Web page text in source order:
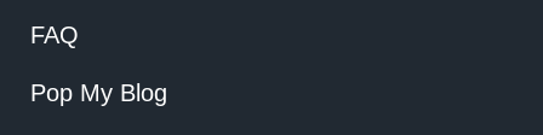
FAQ
Pop My Blog